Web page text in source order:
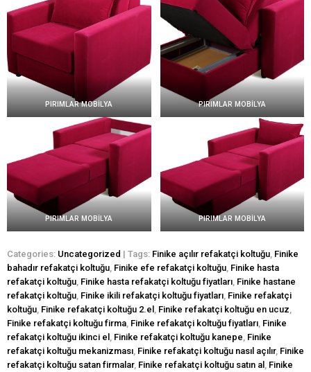
PIRIMLAR MOBİLYA PIRIMLAR MOBİLYA
PIRIMLAR MOBİLYA PIRIMLAR MOBİLYA
Categories: Uncategorized | Tags: Finike açılır refakatçi koltuğu Finike
bahadır refakatçi koltuğu Finike efe refakatçi koltuğu Finike hasta
refakatçi koltuğu Finike hasta refakatçi koltuğu fiyatları Finike hastane
refakatçi koltuğu Finike ikili refakatçi koltuğu fiyatları Finike refakatçi
koltuğu Finike refakatçi koltuğu 2.el Finike refakatçi koltuğu en ucuz
Finike refakatçi koltuğu firma Finike refakatçi koltuğu fiyatları Finike
refakatçi koltuğu ikinci el
Finike refakatçi koltuğu kanepe Finike
refakatçi koltuğu mekanizması Finike refakatçi koltuğu nasıl açılır, Finike
refakatçi koltuğu satan firmalar, Finike refakatçi koltuğu satın al
Finike